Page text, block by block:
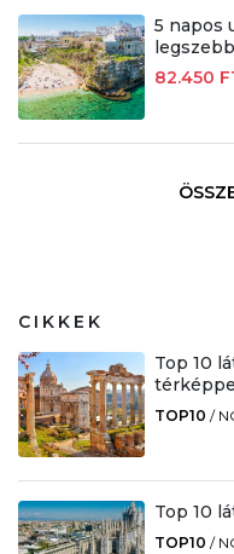
5 napos
82.450
CIKKEK
Top 10
TOP10 /
Top 10
TOP10 /